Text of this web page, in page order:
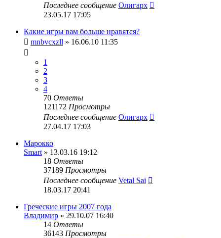
Последнее сообщение Олигарх
23.05.17 17:05
Какие игры вам больше нравятся?
mnbvcxzll » 16.06.10 11:35
1
2
3
4
70 Ответы
121172 Просмотры
Последнее сообщение Олигарх
27.04.17 17:03
Марокко
Smart » 13.03.16 19:12
18 Ответы
37189 Просмотры
Последнее сообщение Vetal Sai
18.03.17 20:41
Греческие игры 2007 года
Владимир » 29.10.07 16:40
14 Ответы
36143 Просмотры